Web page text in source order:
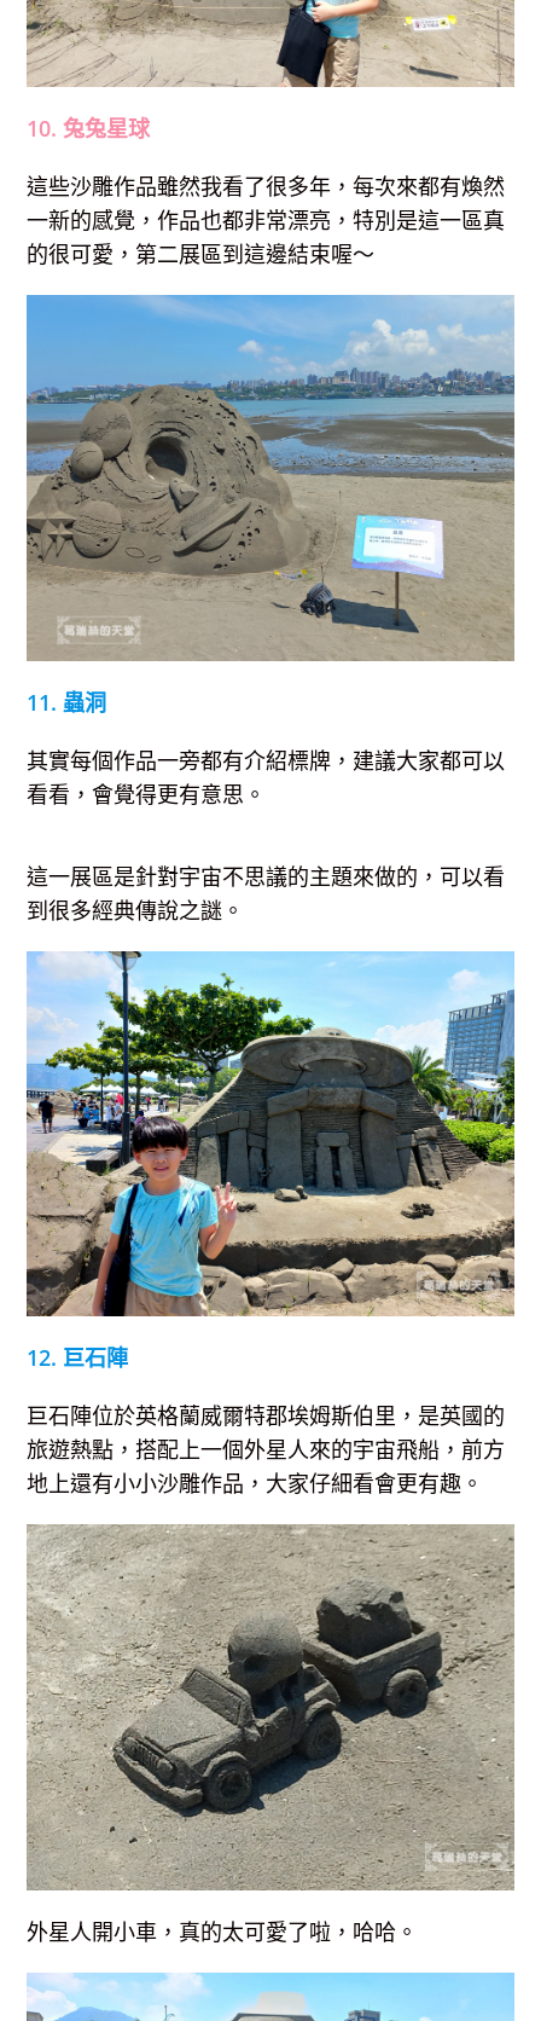
10. 兔兔星球
這些沙雕作品雖然我看了很多年，每次來都有煥然
一新的感覺，作品也都非常漂亮，特別是這一區真
的很可愛，第二展區到這邊結束喔～
11. 蟲洞
其實每個作品一旁都有介紹標牌，建議大家都可以
看看，會覺得更有意思。
這一展區是針對宇宙不思議的主題來做的，可以看
到很多經典傳說之謎。
12. 巨石陣
巨石陣位於英格蘭威爾特郡埃姆斯伯里，是英國的
旅遊熱點，搭配上一個外星人來的宇宙飛船，前方
地上還有小小沙雕作品，大家仔細看會更有趣。
外星人開小車，真的太可愛了啦，哈哈。